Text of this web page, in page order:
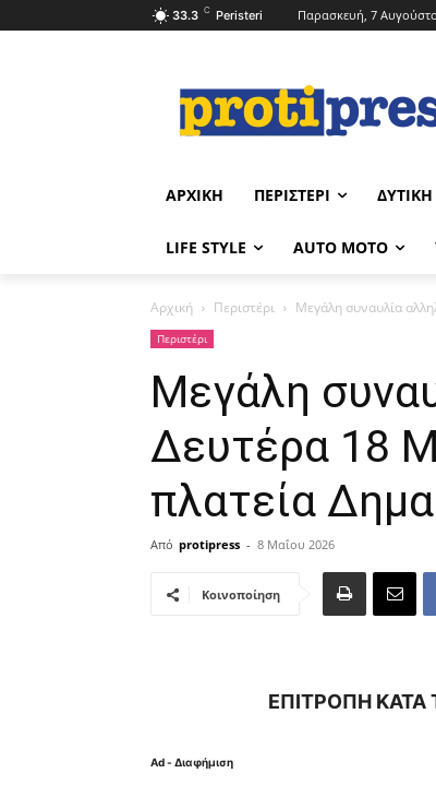
33.3 C Peristeri Παρασκευή, 7
ΑΡΧΙΚΉ ΠΕΡΙΣΤΈΡΙ
LIFE STYLE AUTO MOTO
Αρχική Περιστέρι Μεγάλη συναυλία
Περιστέρι
Μεγάλη
Δευτέρα 18
πλατεία
Από protipress - 8 Μαΐου 2026
Κοινοποίηση
ΕΠΙΤΡΟΠΗ ΚΑΤΑ
Ad - Διαφήμιση